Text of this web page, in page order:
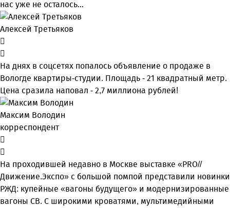
нас уже не осталось…
Алексей Третьяков
На днях в соцсетях попалось объявление о продаже в
Вологде квартиры-студии. Площадь - 21 квадратный метр.
Цена сразила наповал - 2,7 миллиона рублей!
Максим Володин
корреспондент
На проходившей недавно в Мос­кве выставке «PRO//
Движение.Экспо» с большой помпой представили новинки
РЖД: купейные «вагоны будущего» и модернизированные
вагоны СВ. С широкими кроватями, мультимедийными